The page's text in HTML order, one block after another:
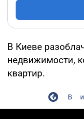
В Киеве
недвижимости,
квартир.